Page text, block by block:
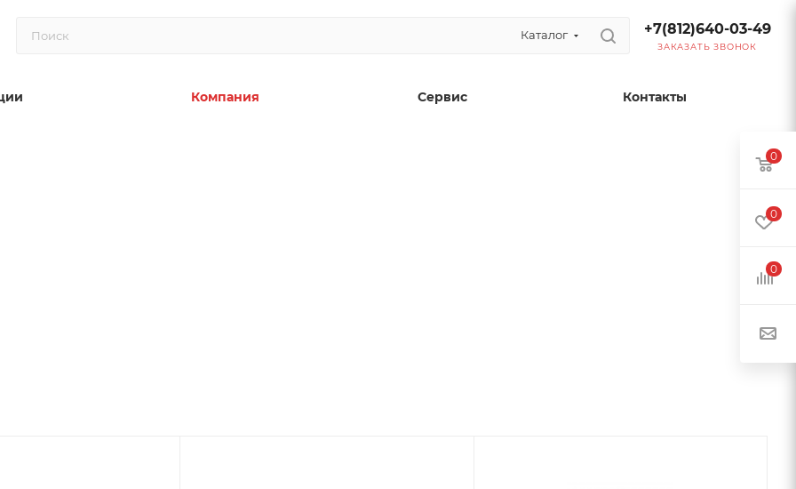
Каталог +7(812)640-03-49
ЗАКАЗАТЬ ЗВОНОК
Компания Сервис Контакты
0
0
0